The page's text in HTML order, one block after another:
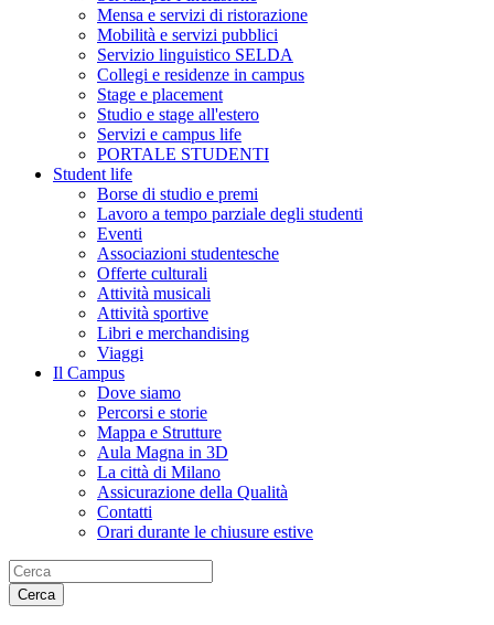
Mensa e servizi di ristorazione
Mobilità e servizi pubblici
Servizio linguistico SELDA
Collegi e residenze in campus
Stage e placement
Studio e stage all'estero
Servizi e campus life
PORTALE STUDENTI
Student life
Borse di studio e premi
Lavoro a tempo parziale degli studenti
Eventi
Associazioni studentesche
Offerte culturali
Attività musicali
Attività sportive
Libri e merchandising
Viaggi
Il Campus
Dove siamo
Percorsi e storie
Mappa e Strutture
Aula Magna in 3D
La città di Milano
Assicurazione della Qualità
Contatti
Orari durante le chiusure estive
Cerca